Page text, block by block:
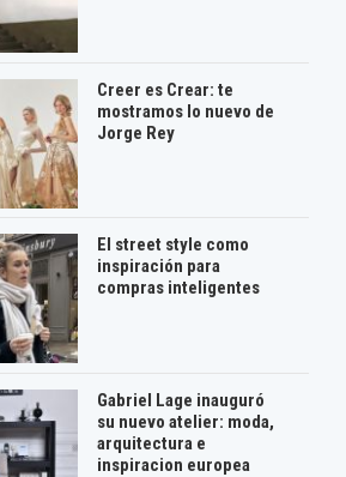
Creer es Crear: te
mostramos lo nuevo de
Jorge Rey
El street style como
inspiración para
compras inteligentes
Gabriel Lage inauguró
su nuevo atelier: moda,
arquitectura e
inspiracion europea